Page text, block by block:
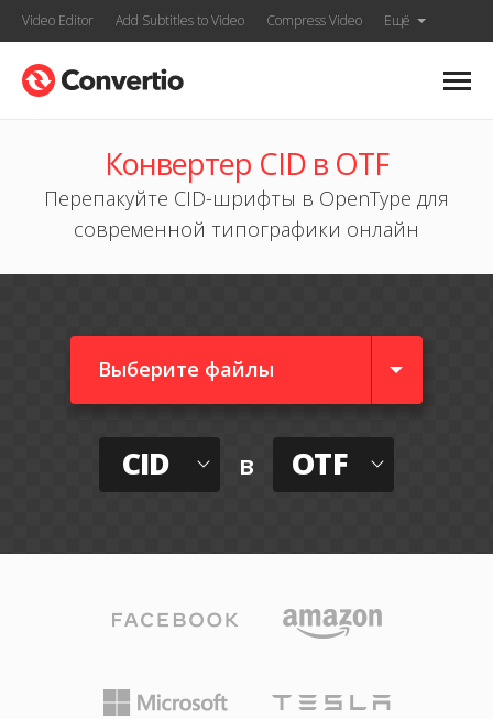
Video Editor Add Subtitles to Video Compress Video Ещё
Конвертер CID в OTF
Перепакуйте CID-шрифты в OpenType для
современной типографики онлайн
Выберите файлы
CID в OTF